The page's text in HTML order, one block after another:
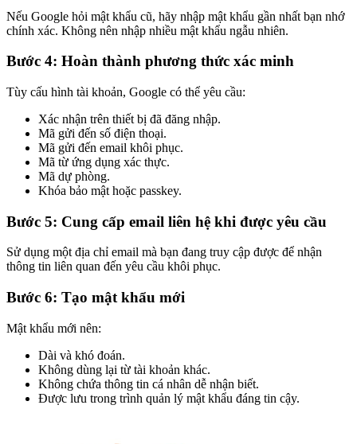
Nếu Google hỏi mật khẩu cũ, hãy nhập mật khẩu gần nhất bạn nhớ
chính xác. Không nên nhập nhiều mật khẩu ngẫu nhiên.
Bước 4: Hoàn thành phương thức xác minh
Tùy cấu hình tài khoản, Google có thể yêu cầu:
Xác nhận trên thiết bị đã đăng nhập.
Mã gửi đến số điện thoại.
Mã gửi đến email khôi phục.
Mã từ ứng dụng xác thực.
Mã dự phòng.
Khóa bảo mật hoặc passkey.
Bước 5: Cung cấp email liên hệ khi được yêu cầu
Sử dụng một địa chỉ email mà bạn đang truy cập được để nhận
thông tin liên quan đến yêu cầu khôi phục.
Bước 6: Tạo mật khẩu mới
Mật khẩu mới nên:
Dài và khó đoán.
Không dùng lại từ tài khoản khác.
Không chứa thông tin cá nhân dễ nhận biết.
Được lưu trong trình quản lý mật khẩu đáng tin cậy.